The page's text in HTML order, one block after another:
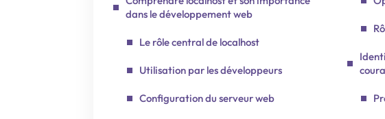
dans le développement web
Le rôle central de localhost
Utilisation par les développeurs
Configuration du serveur web